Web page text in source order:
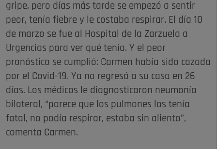
gripe, pero días más tarde se empezó a sentir
peor, tenía fiebre y le costaba respirar. El día 10
de marzo se fue al Hospital de la Zarzuela a
Urgencias para ver qué tenía. Y el peor
pronóstico se cumplió: Carmen había sido cazada
por el Covid-19. Ya no regresó a su casa en 26
días. Los médicos le diagnosticaron neumonía
bilateral, “parece que los pulmones los tenía
fatal, no podía respirar, estaba sin aliento”,
comenta Carmen.